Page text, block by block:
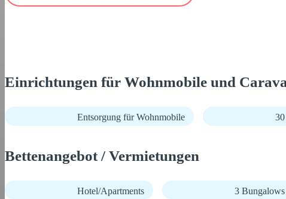
Einrichtungen für Wohnmobile und
Entsorgung für Wohnmobile
Bettenangebot / Vermietungen
Hotel/Apartments 3